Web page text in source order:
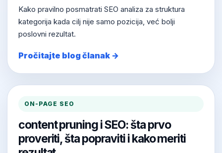
Kako pravilno posmatrati SEO analiza za struktura
kategorija kada cilj nije samo pozicija, već bolji
poslovni rezultat.
Pročitajte blog članak →
ON-PAGE SEO
content pruning i SEO: šta prvo
proveriti, šta popraviti i kako meriti